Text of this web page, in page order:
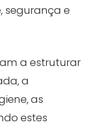
segurança e
a estruturar
a
as
estes